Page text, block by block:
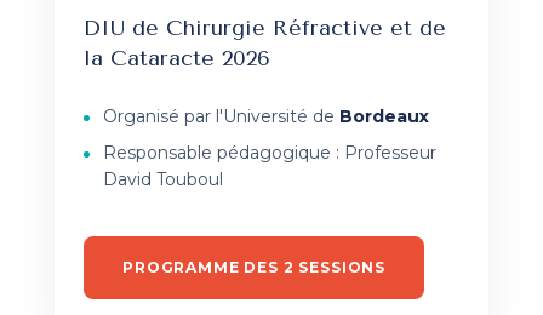
DIU de Chirurgie Réfractive et de
la Cataracte 2026
Organisé par l'Université de Bordeaux
Responsable pédagogique : Professeur
David Touboul
PROGRAMME DES 2 SESSIONS